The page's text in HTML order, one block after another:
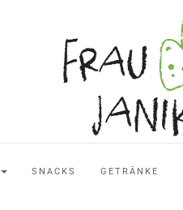
SNACKS GETRÄNKE